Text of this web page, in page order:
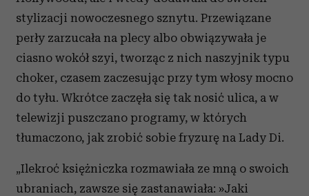
stylizacji nowoczesnego sznytu. Przewiązane
perły zarzucała na plecy albo obwiązywała je
ciasno wokół szyi, tworząc z nich naszyjnik typu
choker, czasem zaczesując przy tym włosy mocno
do tyłu. Wkrótce zaczęła się tak nosić ulica, a w
telewizji puszczano programy, w których
tłumaczono, jak zrobić sobie fryzurę na Lady Di.
„Ilekroć księżniczka rozmawiała ze mną o swoich
ubraniach, zawsze się zastanawiała: »Jaki